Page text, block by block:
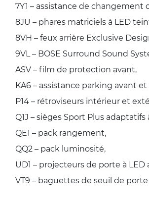
7Y1 – assistance de changement
8JU – phares matriciels à LED
8VH – feux arrière Exclusive
9VL – BOSE Surround Sound
ASV – film de protection avant,
KA6 – assistance parking avant
P14 – rétroviseurs intérieur et
Q1J – sièges Sport Plus
QE1 – pack rangement,
QQ2 – pack luminosité,
UD1 – projecteurs de porte à LED
VT9 – baguettes de seuil de